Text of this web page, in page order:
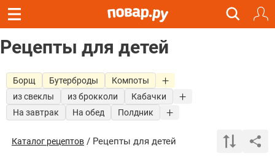
Рецепты для детей
Борщ Бутерброды
Компоты
из свеклы
из брокколи
Кабачки
На завтрак
На обед Полдник
Каталог рецептов / Рецепты для детей